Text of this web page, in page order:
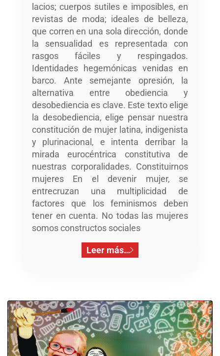
lacios; cuerpos sutiles e imposibles, en
revistas de moda; ideales de belleza,
que corren en una sola dirección, donde
la sensualidad es representada con
rasgos fáciles y respingados.
Identidades hegemónicas venidas en
barco. Ante semejante opresión, la
alternativa entre obediencia y
desobediencia es clave. Este texto elige
la desobediencia, elige pensar nuestra
constitución de mujer latina, indigenista
y plurinacional, e intenta derribar la
mirada eurocéntrica constitutiva de
nuestras corporalidades. Constituirnos
mujeres En el devenir mujer, se
entrecruzan una multiplicidad de
factores que los feminismos deben
tener en cuenta. No todas las mujeres
somos constructos sociales
Leer más…